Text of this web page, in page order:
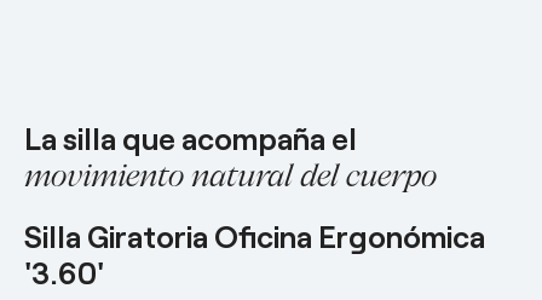
3.60
La silla que acompaña el
movimiento natural del cuerpo
Silla Giratoria Oficina Ergonómica
'3.60'